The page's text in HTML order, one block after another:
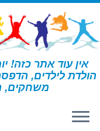
דלג
לתוכן
אין עוד אתר כזה!
הולדת לילדים,
משחקים, דף הבית » משקפי הארי